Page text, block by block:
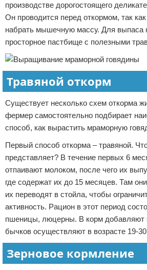
производстве дорогостоящего
Он проводится перед откормом, так
набрать мышечную массу. Для выпаса
просторное пастбище с полезными
Травяной откорм
Существует несколько схем откорма
фермер самостоятельно подбирает
способ, как вырастить мраморную
Первый способ откорма – травяной.
представляет? В течение первых 6
отпаивают молоком, после чего их
где содержат их до 15 месяцев. Там
их переводят в стойла, чтобы
активность. Рацион в этот период
пшеницы, люцерны. В корм добавляют
бычков осуществляют в возрасте 19-
Зерновое кормление